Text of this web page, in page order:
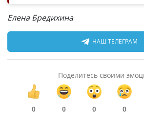
Елена Бредихина
НАШ ТЕЛЕГРАМ
Поделитесь своими
0 0 0 0